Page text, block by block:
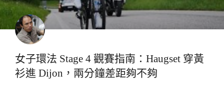
女子環法 Stage 4 觀賽指南：Haugset 穿黃
衫進 Dijon，兩分鐘差距夠不夠